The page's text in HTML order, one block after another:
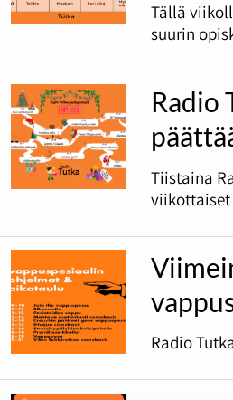
Tällä
suurin
Radio
Tiistaina
viikottaiset
Radio